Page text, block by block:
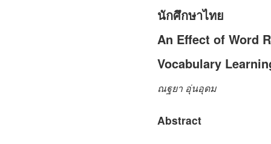
นักศึกษาไทย
An Effect of Word
Vocabulary
ณฐยา อุ่นอุดม
Abstract